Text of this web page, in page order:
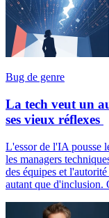
Bug de genre
La tech veut un
ses vieux réflexes
L'essor de l'IA pousse
les managers
des équipes et
autant que d'inclusion.